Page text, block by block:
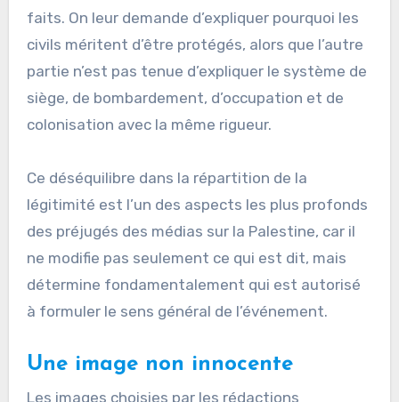
faits. On leur demande d’expliquer pourquoi les
civils méritent d’être protégés, alors que l’autre
partie n’est pas tenue d’expliquer le système de
siège, de bombardement, d’occupation et de
colonisation avec la même rigueur.
Ce déséquilibre dans la répartition de la
légitimité est l’un des aspects les plus profonds
des préjugés des médias sur la Palestine, car il
ne modifie pas seulement ce qui est dit, mais
détermine fondamentalement qui est autorisé
à formuler le sens général de l’événement.
Une image non innocente
Les images choisies par les rédactions